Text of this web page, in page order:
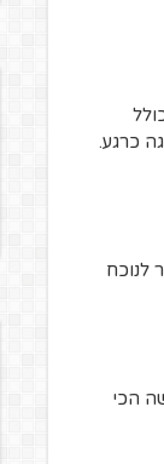
כרגע.
לנוכח
הכי